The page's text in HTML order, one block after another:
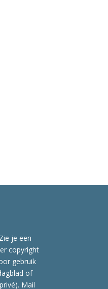
je een
copyright
gebruik
of
Mail